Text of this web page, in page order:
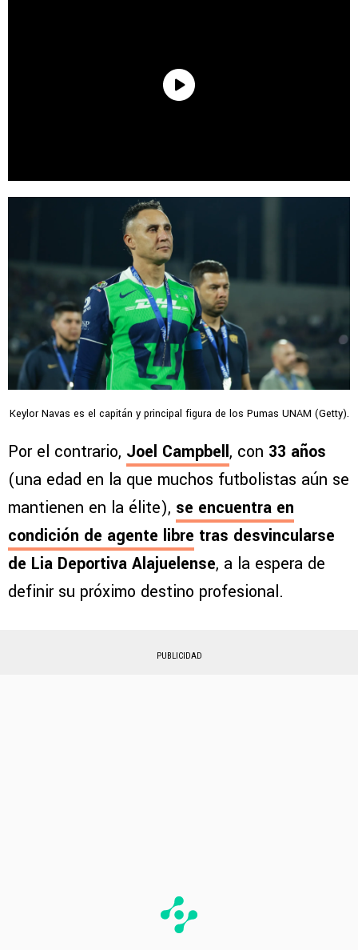
Keylor Navas es el capitán y principal figura de los Pumas UNAM (Getty).
Por el contrario, Joel Campbell, con 33 años
(una edad en la que muchos futbolistas aún se
mantienen en la élite), se encuentra en
condición de agente libre tras desvincularse
de Lia Deportiva Alajuelense, a la espera de
definir su próximo destino profesional.
PUBLICIDAD